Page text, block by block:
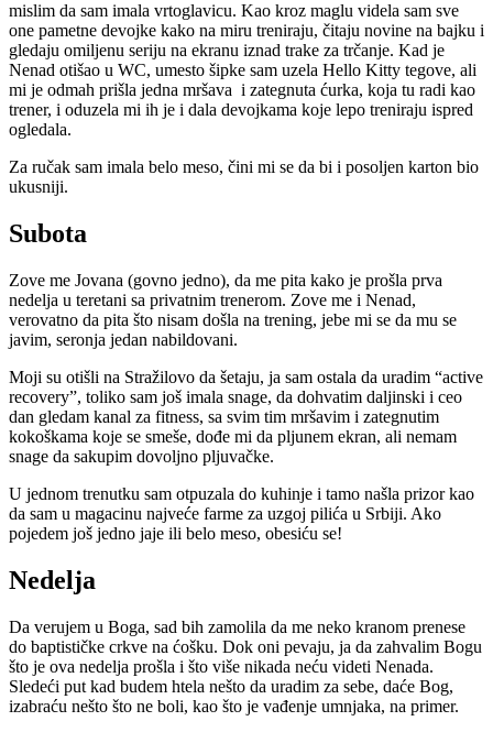
mislim da sam imala vrtoglavicu. Kao kroz maglu videla sam sve
one pametne devojke kako na miru treniraju, čitaju novine na bajku i
gledaju omiljenu seriju na ekranu iznad trake za trčanje. Kad je
Nenad otišao u WC, umesto šipke sam uzela Hello Kitty tegove, ali
mi je odmah prišla jedna mršava i zategnuta ćurka, koja tu radi kao
trener, i oduzela mi ih je i dala devojkama koje lepo treniraju ispred
ogledala.
Za ručak sam imala belo meso, čini mi se da bi i posoljen karton bio
ukusniji.
Subota
Zove me Jovana (govno jedno), da me pita kako je prošla prva
nedelja u teretani sa privatnim trenerom. Zove me i Nenad,
verovatno da pita što nisam došla na trening, jebe mi se da mu se
javim, seronja jedan nabildovani.
Moji su otišli na Stražilovo da šetaju, ja sam ostala da uradim “active
recovery”, toliko sam još imala snage, da dohvatim daljinski i ceo
dan gledam kanal za fitness, sa svim tim mršavim i zategnutim
kokoškama koje se smeše, dođe mi da pljunem ekran, ali nemam
snage da sakupim dovoljno pljuvačke.
U jednom trenutku sam otpuzala do kuhinje i tamo našla prizor kao
da sam u magacinu najveće farme za uzgoj pilića u Srbiji. Ako
pojedem još jedno jaje ili belo meso, obesiću se!
Nedelja
Da verujem u Boga, sad bih zamolila da me neko kranom prenese
do baptističke crkve na ćošku. Dok oni pevaju, ja da zahvalim Bogu
što je ova nedelja prošla i što više nikada neću videti Nenada.
Sledeći put kad budem htela nešto da uradim za sebe, daće Bog,
izabraću nešto što ne boli, kao što je vađenje umnjaka, na primer.